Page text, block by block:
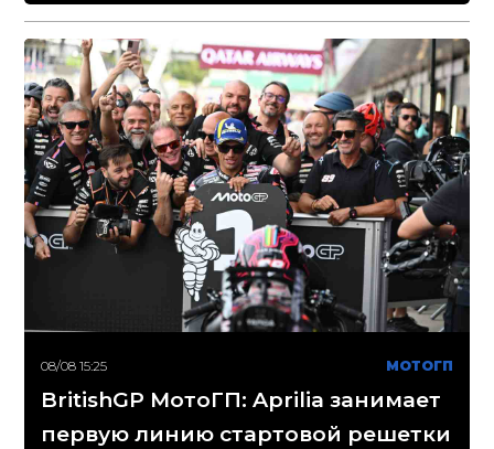
08/08 15:25 МОТОГП
BritishGP МотоГП: Aprilia занимает
первую линию стартовой решетки